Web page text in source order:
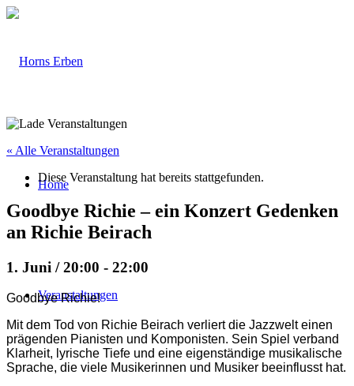
Home
Veranstaltungen
« Alle Veranstaltungen
Diese Veranstaltung hat bereits stattgefunden.
Goodbye Richie – ein Konzert Gedenken
an Richie Beirach
1. Juni / 20:00 - 22:00
Goodbye Richie!
Mit dem Tod von Richie Beirach verliert die Jazzwelt einen
prägenden Pianisten und Komponisten. Sein Spiel verband
Klarheit, lyrische Tiefe und eine eigenständige musikalische
Sprache, die viele Musikerinnen und Musiker beeinflusst hat.